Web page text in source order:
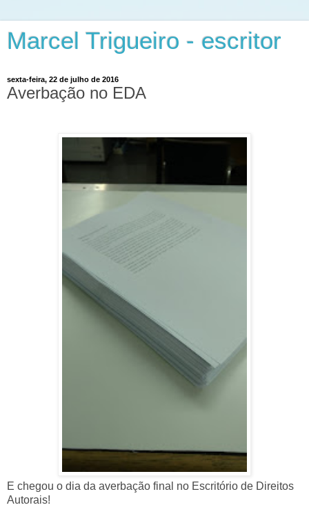
Marcel Trigueiro - escritor
sexta-feira, 22 de julho de 2016
Averbação no EDA
E chegou o dia da averbação final no Escritório de Direitos
Autorais!